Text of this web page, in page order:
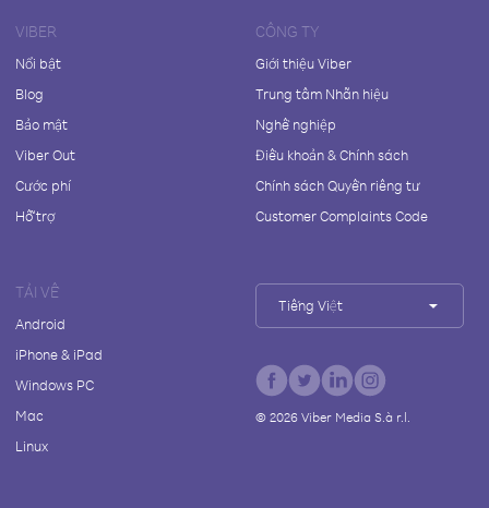
VIBER
Nổi bật
Blog
Bảo mật
Viber Out
Cước phí
Hỗ trợ
CÔNG TY
Giới thiệu Viber
Trung tâm Nhãn hiệu
Nghề nghiệp
Điều khoản & Chính sách
Chính sách Quyền riêng tư
Customer Complaints Code
TẢI VỀ
Android
iPhone & iPad
Windows PC
Mac
Linux
Tiếng Việt
© 2026Viber Media S.à r.l.